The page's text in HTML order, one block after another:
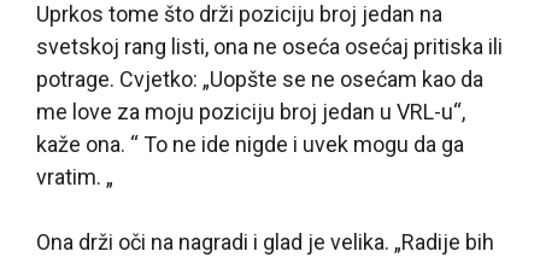
Uprkos tome što drži poziciju broj jedan na
svetskoj rang listi, ona ne oseća osećaj pritiska ili
potrage. Cvjetko: „Uopšte se ne osećam kao da
me love za moju poziciju broj jedan u VRL-u“,
kaže ona. “ To ne ide nigde i uvek mogu da ga
vratim. „
Ona drži oči na nagradi i glad je velika. „Radije bih